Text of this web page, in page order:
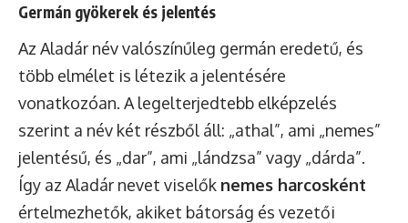
Germán gyökerek és jelentés
Az Aladár név valószínűleg germán eredetű, és
több elmélet is létezik a jelentésére
vonatkozóan. A legelterjedtebb elképzelés
szerint a név két részből áll: „athal”, ami „nemes”
jelentésű, és „dar”, ami „lándzsa” vagy „dárda”.
Így az Aladár nevet viselők nemes harcosként
értelmezhetők, akiket bátorság és vezetői